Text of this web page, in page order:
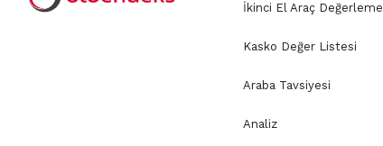
İkinci El Araç Değerleme
Kasko Değer Listesi
Araba Tavsiyesi
Analiz